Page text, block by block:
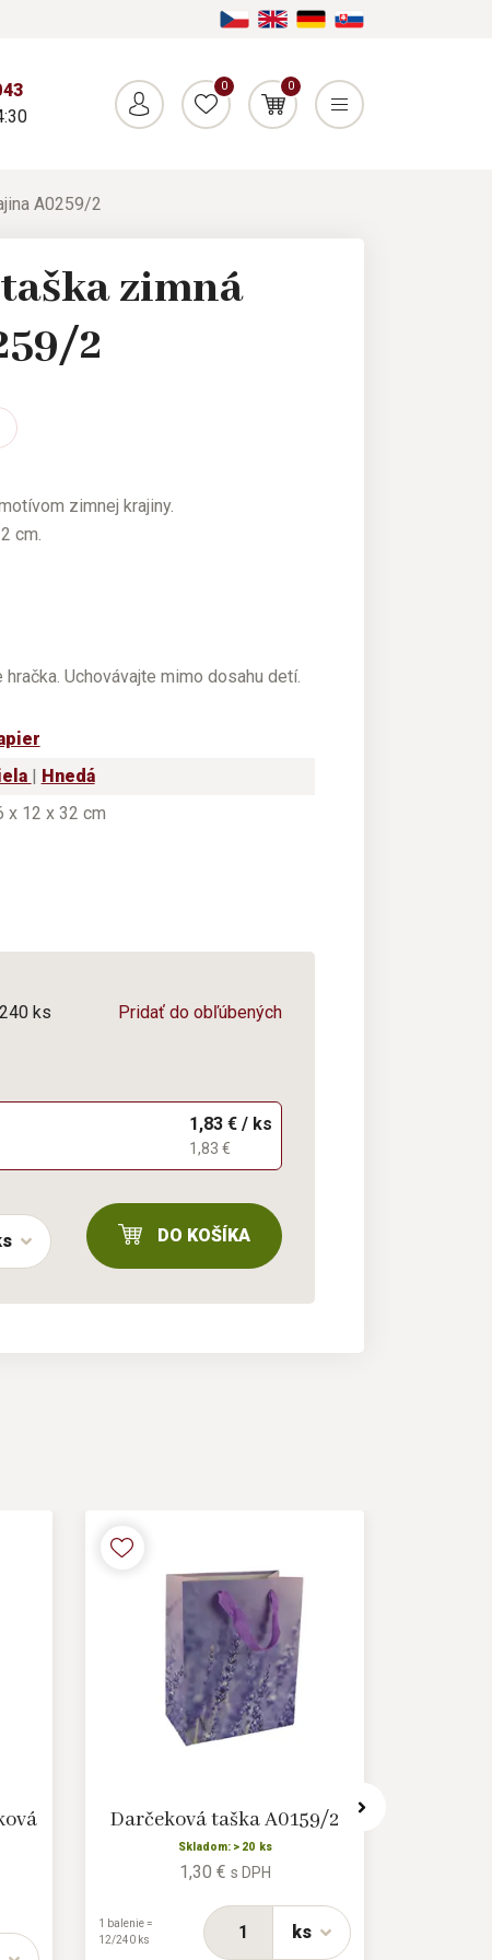
0 0
A0259/2
zimná
2
zimnej krajiny.
cm.
hračka. Uchovávajte mimo dosahu detí.
Hnedá
x 12 x 32 cm
ks Pridať do obľúbených
1,83 € / ks
1,83 €
DO KOŠÍKA
Darčeková taška A0159/2
Skladom: > 20 ks
1,30 € s DPH
ks
1 balenie =
12/240 ks